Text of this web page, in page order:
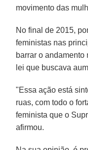
movimento das
No final de 2015,
feministas nas
barrar o
lei que buscava
"Essa ação está
ruas, com todo o
feminista que o
afirmou.